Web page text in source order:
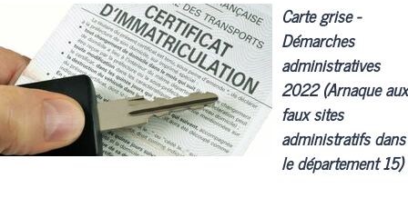
Carte grise -
Démarches
administratives
2022 (Arnaque aux
faux sites
administratifs dans
le département 15)